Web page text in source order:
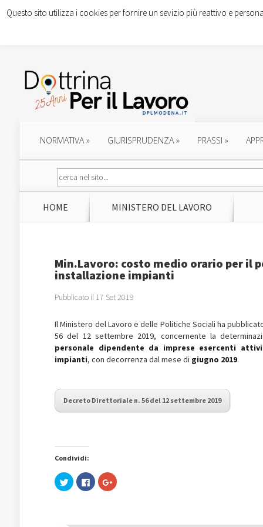
NORMATIVA» GIURISPRUDENZA» PRASSI »
HOME MINISTERO DEL LAVORO
Min.Lavoro: costo medio orario per il
installazione impianti
Pubblicato il 17 Set 2019
Il Ministero del Lavoro e delle Politiche Sociali ha
56 del 12 settembre 2019, concernente la
personale dipendente da imprese esercenti
impianti, con decorrenza dal mese di giugno 2019.
Decreto Direttoriale n. 56 del 12 settembre 2019
Condividi:
Fai
clic
Fai
clic
Fai
clic
Questo sito utilizza i cookies per fornire un sevizio più reattivo e